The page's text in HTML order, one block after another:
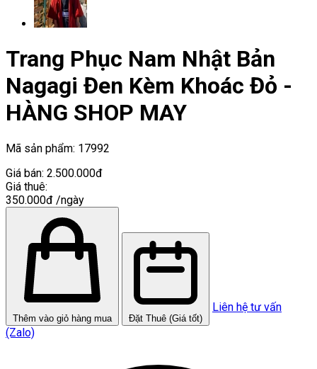
Trang Phục Nam Nhật Bản
Nagagi Đen Kèm Khoác Đỏ -
HÀNG SHOP MAY
Mã sản phẩm: 17992
Giá bán: 2.500.000đ
Giá thuê:
350.000đ /ngày
Thêm vào giỏ hàng mua Đặt Thuê (Giá tốt)
Liên hệ tư vấn
(Zalo)